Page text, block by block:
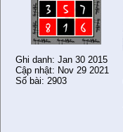
Ghi danh: Jan 30 2015
Cập nhật: Nov 29 2021
Số bài: 2903